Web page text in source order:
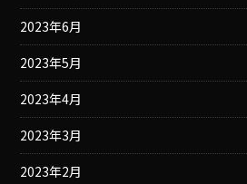
2023年6月
2023年5月
2023年4月
2023年3月
2023年2月